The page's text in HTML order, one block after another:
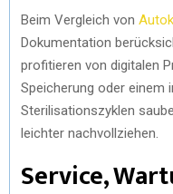
Beim Vergleich von
Dokumentation
profitieren von digitalen
Speicherung oder einem
Sterilisationszyklen
leichter nachvollziehen.
Service,